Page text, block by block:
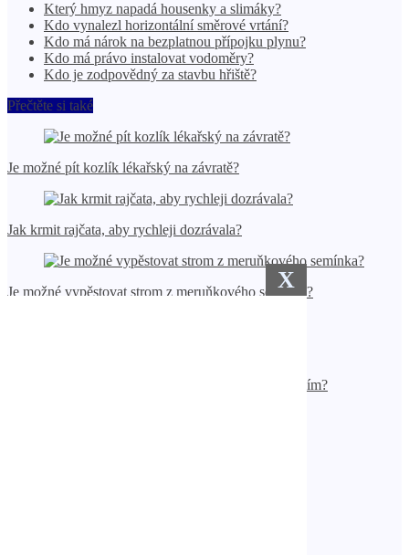
X
Který hmyz napadá housenky a slimáky?
Kdo vynalezl horizontální směrové vrtání?
Kdo má nárok na bezplatnou přípojku plynu?
Kdo má právo instalovat vodoměry?
Kdo je zodpovědný za stavbu hřiště?
Přečtěte si také
Je možné pít kozlík lékařský na závratě?
Jak krmit rajčata, aby rychleji dozrávala?
Je možné vypěstovat strom z meruňkového semínka?